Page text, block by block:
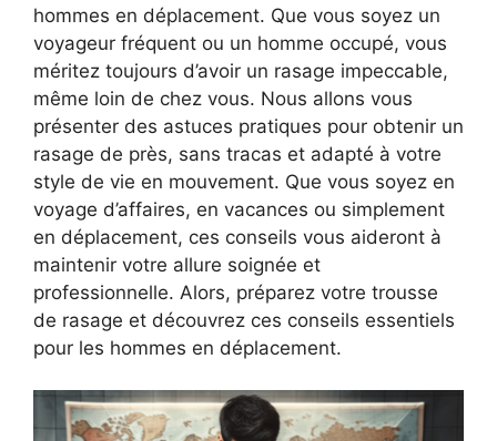
hommes en déplacement. Que vous soyez un
voyageur fréquent ou un homme occupé, vous
méritez toujours d’avoir un rasage impeccable,
même loin de chez vous. Nous allons vous
présenter des astuces pratiques pour obtenir un
rasage de près, sans tracas et adapté à votre
style de vie en mouvement. Que vous soyez en
voyage d’affaires, en vacances ou simplement
en déplacement, ces conseils vous aideront à
maintenir votre allure soignée et
professionnelle. Alors, préparez votre trousse
de rasage et découvrez ces conseils essentiels
pour les hommes en déplacement.